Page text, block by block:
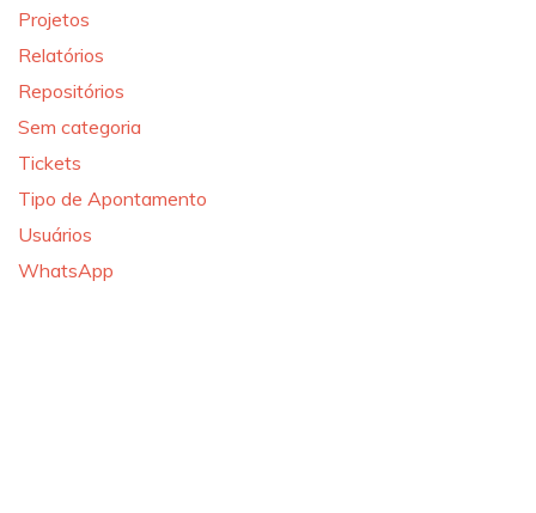
Projetos
Relatórios
Repositórios
Sem categoria
Tickets
Tipo de Apontamento
Usuários
WhatsApp